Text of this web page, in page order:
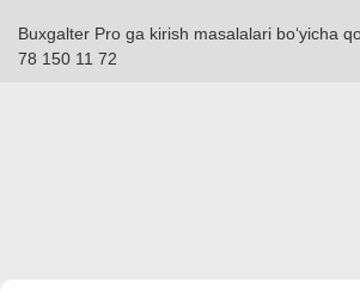
Buxgalter Pro ga kirish masalalari boʻyicha
78 150 11 72